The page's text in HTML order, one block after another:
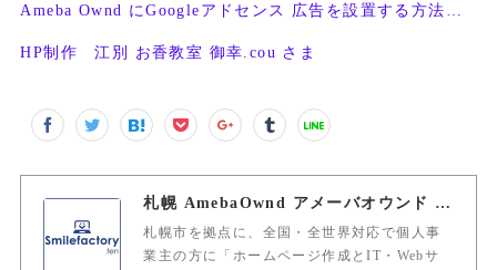
HP制作 江別 お香教室 御幸.cou さま
札幌 AmebaOwnd アメーバオウンド 加藤敦志
札幌市を拠点に、全国・全世界対応で個人事
業主の方に「ホームページ作成とIT・Webサ